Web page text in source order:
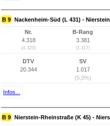
B 9 Nackenheim-Süd (L 431) -
Nr.
4.318
(4.320)
B-Rang
3.381
(1.117)
DTV
20.344
SV
1.017
(5,0%)
Infos...
B 9 Nierstein-Rheinstraße (K 45) -